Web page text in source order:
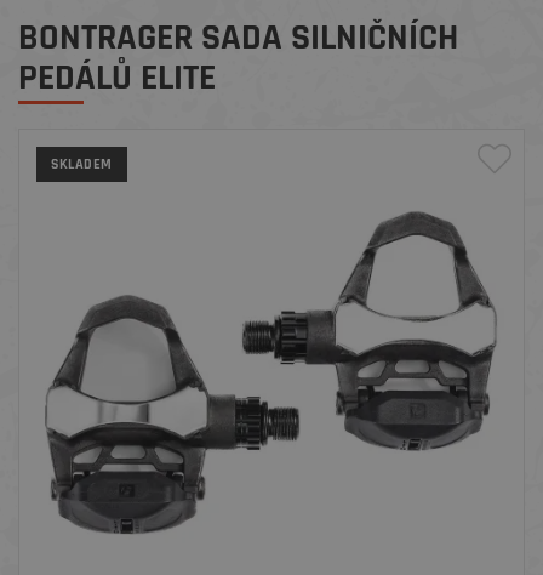
BONTRAGER SADA SILNIČNÍCH
PEDÁLŮ ELITE
SKLADEM